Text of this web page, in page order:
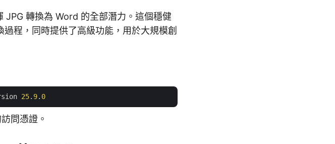
JPG 轉換為 Word 的全部潛力。這個穩健
程，同時提供了高級功能，用於大規模創
25. 9. 0
問憑證。